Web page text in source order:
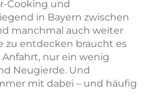
Cooking und
in Bayern zwischen
manchmal auch weiter
zu entdecken braucht es
nur ein wenig
Neugierde. Und
mit dabei – und häufig